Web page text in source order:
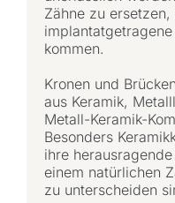
Zähne zu
kommen.
Kronen und
aus Keramik,
Metall-Keramik-
Besonders
ihre
einem natürlichen
zu unterscheiden